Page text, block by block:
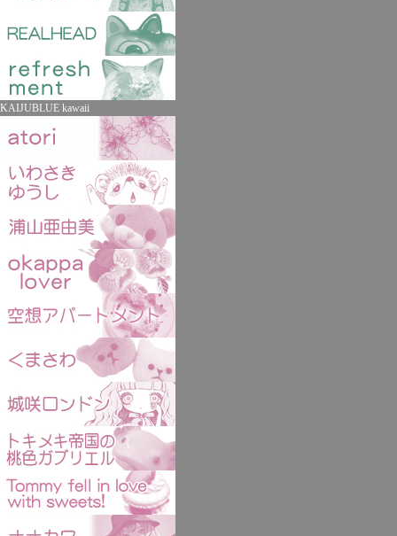
KAIJUBLUE kawaii